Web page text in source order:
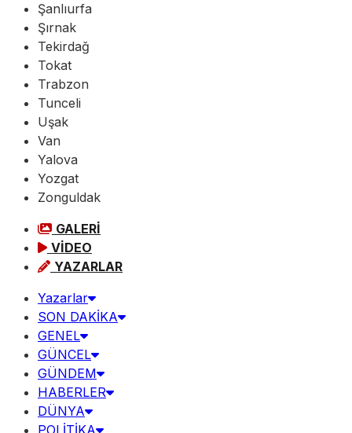
Şanlıurfa
Şırnak
Tekirdağ
Tokat
Trabzon
Tunceli
Uşak
Van
Yalova
Yozgat
Zonguldak
GALERİ
VİDEO
YAZARLAR
Yazarlar
SON DAKİKA
GENEL
GÜNCEL
GÜNDEM
HABERLER
DÜNYA
POLİTİKA